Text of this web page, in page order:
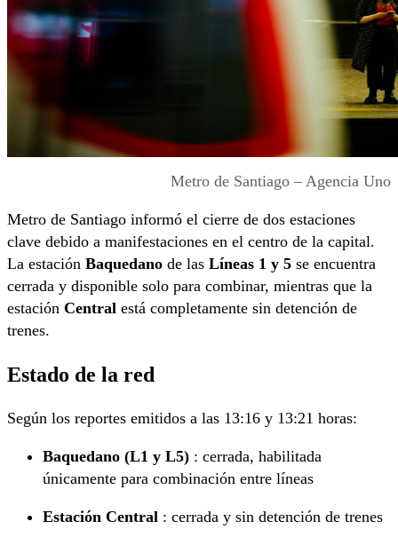
Metro de Santiago – Agencia Uno
Metro de Santiago informó el cierre de dos estaciones
clave debido a manifestaciones en el centro de la capital.
La estación Baquedano de las Líneas 1 y 5 se encuentra
cerrada y disponible solo para combinar, mientras que la
estación Central está completamente sin detención de
trenes.
Estado de la red
Según los reportes emitidos a las 13:16 y 13:21 horas:
Baquedano (L1 y L5) : cerrada, habilitada
únicamente para combinación entre líneas
Estación Central : cerrada y sin detención de trenes